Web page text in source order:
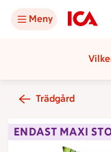
Meny
Trädgård
ENDAST MAXI